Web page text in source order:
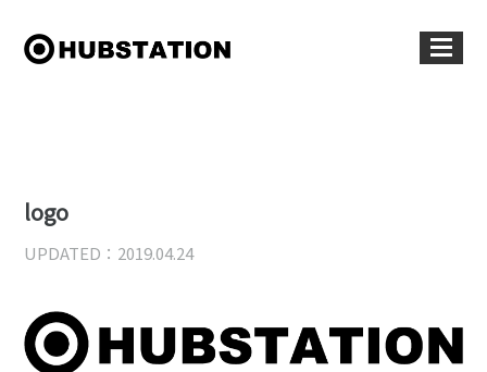
logo
UPDATED：2019.04.24